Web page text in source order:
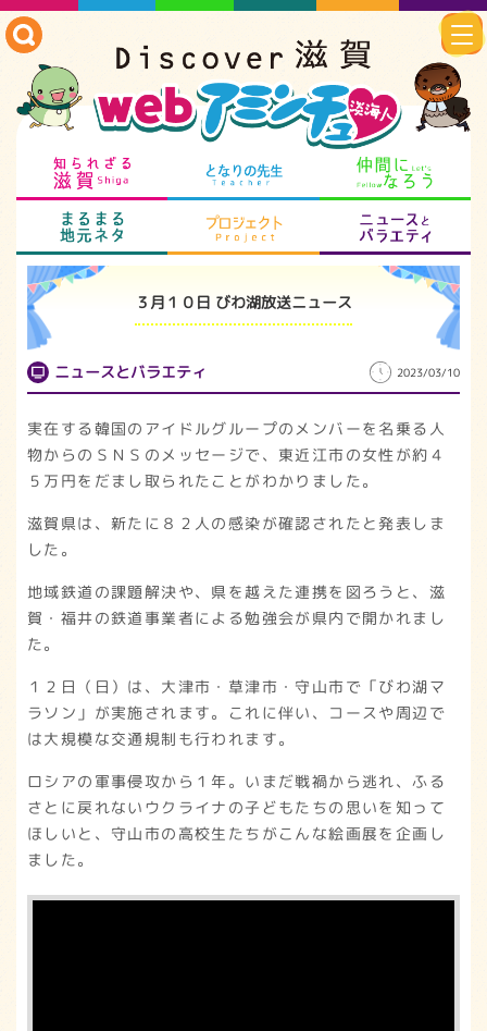
知られざる滋賀 となりの先生
まるまる地元ネタ プロジェクト
３月１０日 びわ湖放送ニュース
ニュースとバラエティ 2023/03/10
実在する韓国のアイドルグループのメンバーを名乗る人
物からのＳＮＳのメッセージで、東近江市の女性が約４
５万円をだまし取られたことがわかりました。
滋賀県は、新たに８２人の感染が確認されたと発表しま
した。
地域鉄道の課題解決や、県を越えた連携を図ろうと、滋
賀・福井の鉄道事業者による勉強会が県内で開かれまし
た。
１２日（日）は、大津市・草津市・守山市で「びわ湖マ
ラソン」が実施されます。これに伴い、コースや周辺で
は大規模な交通規制も行われます。
ロシアの軍事侵攻から１年。いまだ戦禍から逃れ、ふる
さとに戻れないウクライナの子どもたちの思いを知って
ほしいと、守山市の高校生たちがこんな絵画展を企画し
ました。